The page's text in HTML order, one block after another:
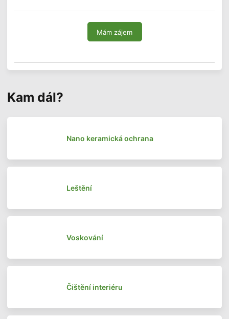
Mám zájem
Kam dál?
Nano keramická ochrana
Leštění
Voskování
Čištění interiéru